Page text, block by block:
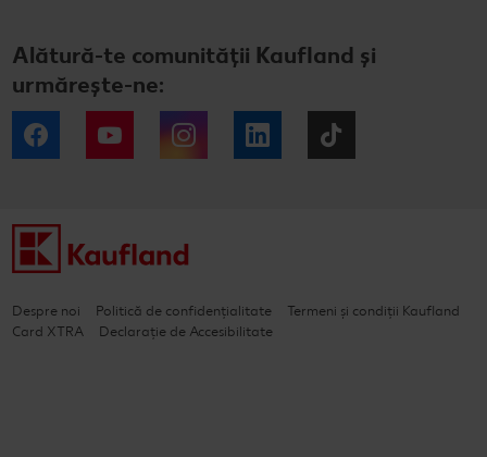
Alătură-te comunității Kaufland și
urmărește-ne:
Facebook YouTube Instagram LinkedIn
Despre noi Politică de confidențialitate
Termeni și condiții Kaufland
Card XTRA
Declarație de Accesibilitate